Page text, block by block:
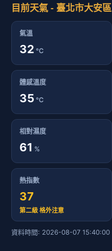
目前天氣 - 臺北市大安區
氣溫
32 ℃
體感溫度
35 ℃
相對濕度
61 %
熱指數
37
第二級 格外注意
資料時間: 2026-08-07 15:40:00